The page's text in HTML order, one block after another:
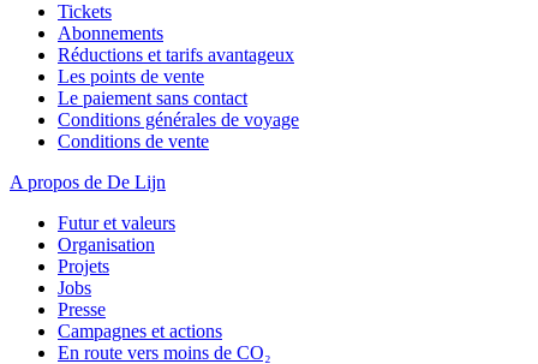
Tickets
Abonnements
Réductions et tarifs avantageux
Les points de vente
Le paiement sans contact
Conditions générales de voyage
Conditions de vente
A propos de De Lijn
Futur et valeurs
Organisation
Projets
Jobs
Presse
Campagnes et actions
En route vers moins de CO₂